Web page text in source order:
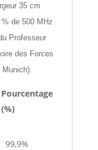
35 cm
de 500 MHz
Professeur
des Forces
Pourcentage
(%)
99,9%